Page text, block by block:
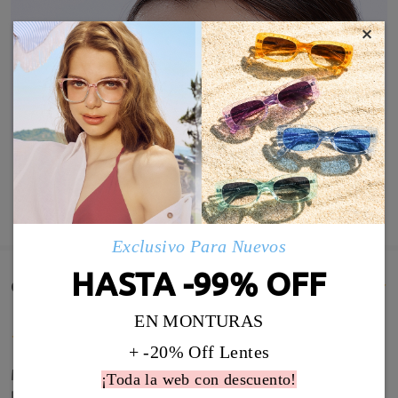
MOSTRAR MÁS
Comentarios de Clientes(12)
Muy comodas, bonitas y acoplan muy bien lo
recomiendo al 100%. Bien graduadas,con su
×
Exclusivo Para Nuevos
HASTA -99% OFF
EN MONTURAS
+ -20% Off Lentes
¡Toda la web con descuento!